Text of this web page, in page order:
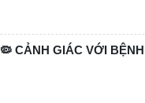
🦠 CẢNH GIÁC VỚI